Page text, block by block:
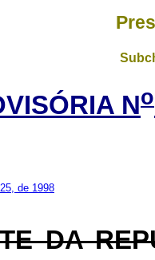
No
de 1998
DA